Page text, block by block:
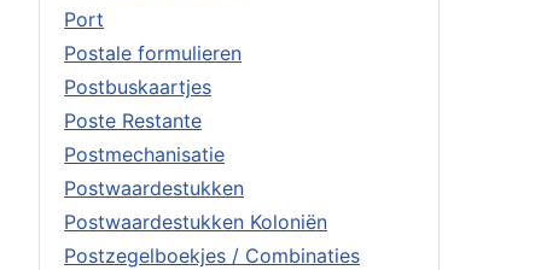
Port
Postale formulieren
Postbuskaartjes
Poste Restante
Postmechanisatie
Postwaardestukken
Postwaardestukken Koloniën
Postzegelboekjes / Combinaties